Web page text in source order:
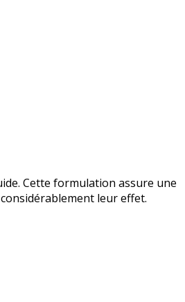
Cette formulation assure une
leur effet.